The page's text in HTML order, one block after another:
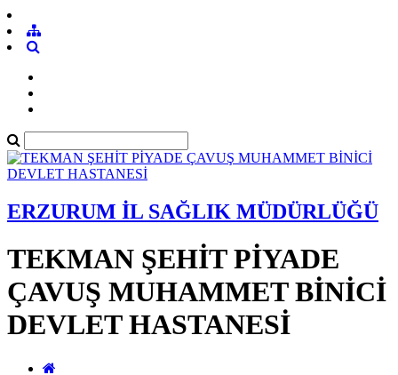
ERZURUM İL SAĞLIK MÜDÜRLÜĞÜ
TEKMAN ŞEHİT PİYADE
ÇAVUŞ MUHAMMET BİNİCİ
DEVLET HASTANESİ